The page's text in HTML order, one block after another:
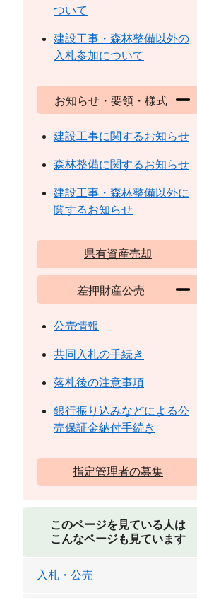
ついて
建設工事・森林整備以外の
入札参加について
お知らせ・要領・様式
建設工事に関するお知らせ
森林整備に関するお知らせ
建設工事・森林整備以外に
関するお知らせ
県有資産売却
差押財産公売
公売情報
共同入札の手続き
落札後の注意事項
銀行振り込みなどによる公
売保証金納付手続き
指定管理者の募集
このページを見ている人は
こんなページも見ています
入札・公売